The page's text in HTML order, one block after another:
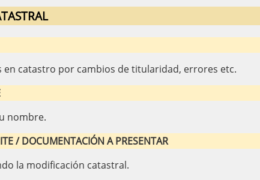
en catastro por cambios de titularidad, errores etc.
nombre.
/ DOCUMENTACIÓN A PRESENTAR
la modificación catastral.